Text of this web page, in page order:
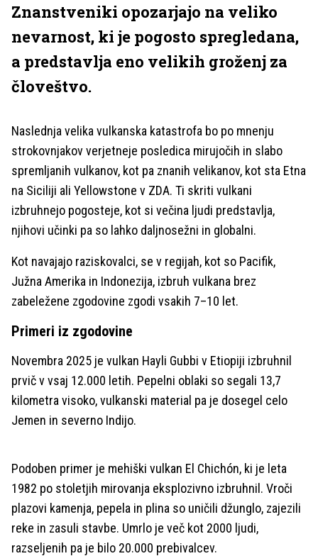
Znanstveniki opozarjajo na veliko
nevarnost, ki je pogosto spregledana,
a predstavlja eno velikih groženj za
človeštvo.
Naslednja velika vulkanska katastrofa bo po mnenju
strokovnjakov verjetneje posledica mirujočih in slabo
spremljanih vulkanov, kot pa znanih velikanov, kot sta Etna
na Siciliji ali Yellowstone v ZDA. Ti skriti vulkani
izbruhnejo pogosteje, kot si večina ljudi predstavlja,
njihovi učinki pa so lahko daljnosežni in globalni.
Kot navajajo raziskovalci, se v regijah, kot so Pacifik,
Južna Amerika in Indonezija, izbruh vulkana brez
zabeležene zgodovine zgodi vsakih 7–10 let.
Primeri iz zgodovine
Novembra 2025 je vulkan Hayli Gubbi v Etiopiji izbruhnil
prvič v vsaj 12.000 letih. Pepelni oblaki so segali 13,7
kilometra visoko, vulkanski material pa je dosegel celo
Jemen in severno Indijo.
Podoben primer je mehiški vulkan El Chichón, ki je leta
1982 po stoletjih mirovanja eksplozivno izbruhnil. Vroči
plazovi kamenja, pepela in plina so uničili džunglo, zajezili
reke in zasuli stavbe. Umrlo je več kot 2000 ljudi,
razseljenih pa je bilo 20.000 prebivalcev.